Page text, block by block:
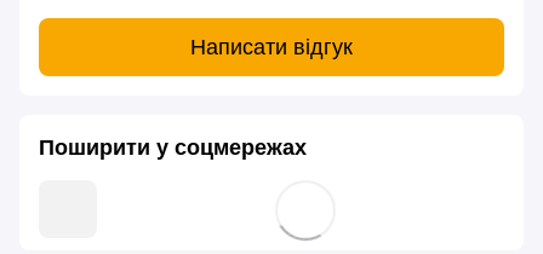
Написати відгук
Поширити у соцмережах